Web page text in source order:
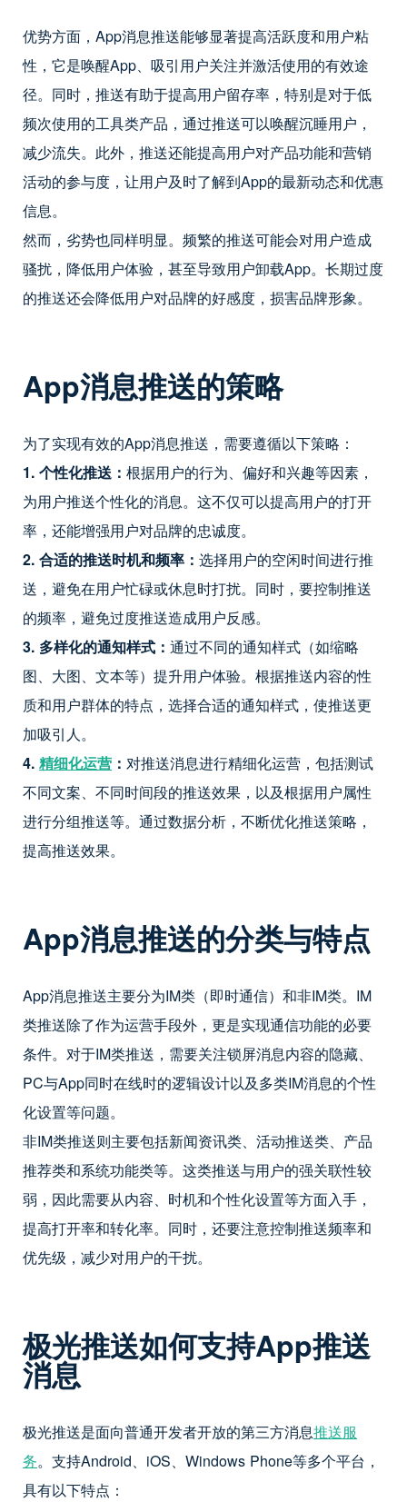
优势方面，App消息推送能够显著提高活跃度和用户粘
性，它是唤醒App、吸引用户关注并激活使用的有效途
径。同时，推送有助于提高用户留存率，特别是对于低
频次使用的工具类产品，通过推送可以唤醒沉睡用户，
减少流失。此外，推送还能提高用户对产品功能和营销
活动的参与度，让用户及时了解到App的最新动态和优惠
信息。
然而，劣势也同样明显。频繁的推送可能会对用户造成
骚扰，降低用户体验，甚至导致用户卸载App。长期过度
的推送还会降低用户对品牌的好感度，损害品牌形象。
App消息推送的策略
为了实现有效的App消息推送，需要遵循以下策略：
1. 个性化推送： 根据用户的行为、偏好和兴趣等因素，
为用户推送个性化的消息。这不仅可以提高用户的打开
率，还能增强用户对品牌的忠诚度。
2. 合适的推送时机和频率： 选择用户的空闲时间进行推
送，避免在用户忙碌或休息时打扰。同时，要控制推送
的频率，避免过度推送造成用户反感。
3. 多样化的通知样式： 通过不同的通知样式（如缩略
图、大图、文本等）提升用户体验。根据推送内容的性
质和用户群体的特点，选择合适的通知样式，使推送更
加吸引人。
4. 精细化运营 ： 对推送消息进行精细化运营，包括测试
不同文案、不同时间段的推送效果，以及根据用户属性
进行分组推送等。通过数据分析，不断优化推送策略，
提高推送效果。
App消息推送的分类与特点
App消息推送主要分为IM类（即时通信）和非IM类。IM
类推送除了作为运营手段外，更是实现通信功能的必要
条件。对于IM类推送，需要关注锁屏消息内容的隐藏、
PC与App同时在线时的逻辑设计以及多类IM消息的个性
化设置等问题。
非IM类推送则主要包括新闻资讯类、活动推送类、产品
推荐类和系统功能类等。这类推送与用户的强关联性较
弱，因此需要从内容、时机和个性化设置等方面入手，
提高打开率和转化率。同时，还要注意控制推送频率和
优先级，减少对用户的干扰。
极光推送如何支持App推送
消息
极光推送是面向普通开发者开放的第三方消息推送服
务。支持Android、iOS、Windows Phone等多个平台，
具有以下特点：